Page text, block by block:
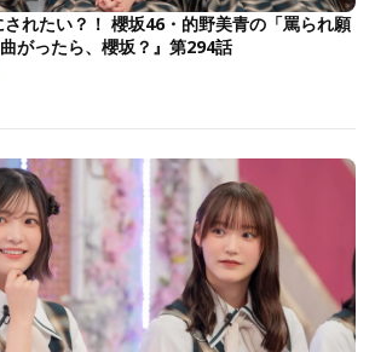
れたい？！ 櫻坂46・的野美青の「罵られ願
がったら、櫻坂？』第294話